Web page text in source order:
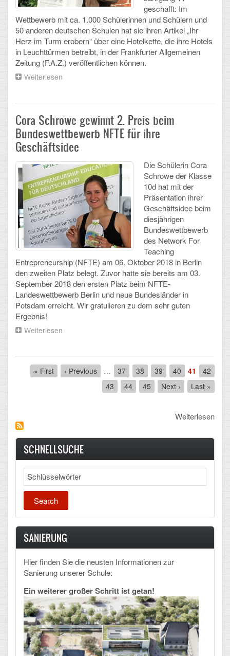
CLOUD
Lernraum Berlin
Nextcloud (Eigene Dateien und Tauschordner)
geschafft: Im
Wettbewerb mit ca. 1.000 Schülerinnen und Schülern und
50 anderen deutschen Schulen hat sie ihren Artikel „Ihr
Herz im Turm erobern“ über eine Hotelkette, die ihre Hotels
in Leuchttürmen betreibt, in der Frankfurter Allgemeinen
Zeitung (F.A.Z.) veröffentlichen können.
Weiterlesen
veröffentlicht
ihren
Artikel
„Ihr
Herz
im
Turm
erobern"
in
einer
Zeitung
Cora Schrowe gewinnt 2. Preis beim
Bundeswettbewerb NFTE für ihre
Geschäftsidee
Die Schülerin Cora
Schrowe der Klasse
10d hat mit der
Präsentation ihrer
Geschäftsidee beim
diesjährigen
Bundeswettbewerb
des Network For
Teaching
Entrepreneurship (NFTE) am 06. Oktober 2018 in Berlin
den zweiten Platz belegt. Zuvor hatte sie bereits am 03.
September 2018 den ersten Platz beim NFTE-
Landeswettbewerb Berlin und neue Bundesländer in
Potsdam erreicht. Wir gratulieren zu dem sehr guten
Ergebnis!
Weiterlesen
gewinnt
2.
Preis
Geschäftsidee
Pagination
First
page
« First
Previous
page
‹ Previous … Seite
37 Seite
38 Seite
39 Seite
40
Aktuelle
Seite
41 Seite
42
Seite
43 Seite
44 Seite
45
Next
page
Next ›
Last
page
Last »
Weiterlesen
SCHNELLSUCHE
Search
SANIERUNG
Hier finden Sie die neusten Informationen zur
Sanierung unserer Schule:
Ein weiterer großer Schritt ist getan!